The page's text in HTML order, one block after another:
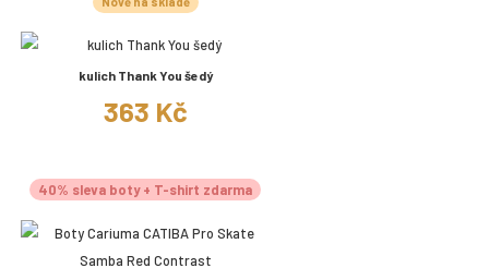
kulich Thank You šedý
363 Kč
40% sleva boty + T-shirt zdarma